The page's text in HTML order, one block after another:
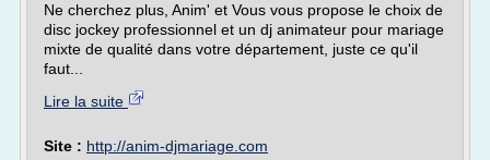
Ne cherchez plus, Anim' et Vous vous propose le choix de
disc jockey professionnel et un dj animateur pour mariage
mixte de qualité dans votre département, juste ce qu'il
faut...
Lire la suite
Site : http://anim-djmariage.com